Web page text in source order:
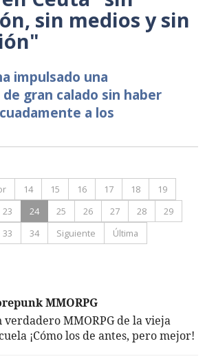
sin medios y sin
impulsado una
gran calado sin haber
a los
14 15 16 17 18
19
23 24 25 26 27 28
29
33 34 Siguiente Última
MMORPG
verdadero MMORPG de la vieja
¡Cómo los de antes, pero mejor!